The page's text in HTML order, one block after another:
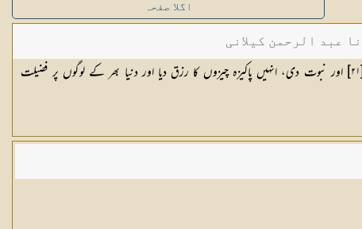
اگلا صفحہ
عبد الرحمن کیلانی
٢١] اور نبوت دی، انہیں پاکیزہ چیزوں کا رزق دیا اور دنیا بھر کے لوگوں پر فضیلت